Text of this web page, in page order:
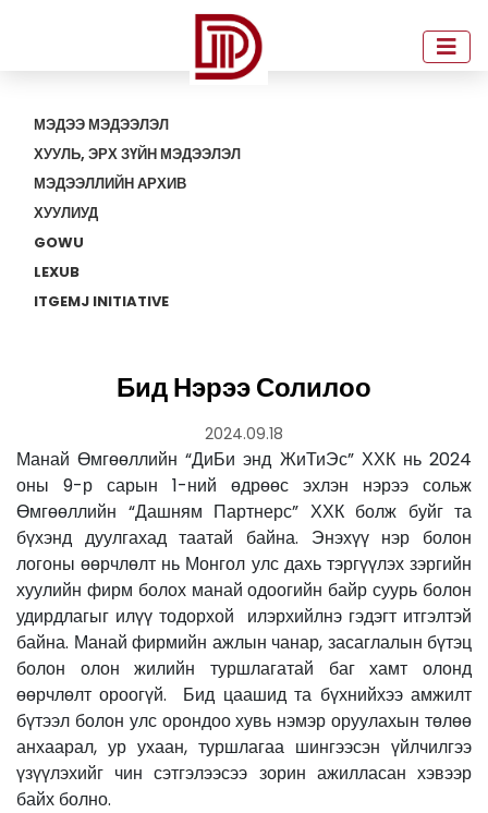
МЭДЭЭ МЭДЭЭЛЭЛ
ХУУЛЬ, ЭРХ ЗҮЙН МЭДЭЭЛЭЛ
МЭДЭЭЛЛИЙН АРХИВ
ХУУЛИУД
GOWU
LEXUB
ITGEMJ INITIATIVE
Бид Нэрээ Солилоо
2024.09.18
Манай Өмгөөллийн “ДиБи энд ЖиТиЭс” ХХК нь 2024
оны 9-р сарын 1-ний өдрөөс эхлэн нэрээ сольж
Өмгөөллийн “Дашням Партнерс” ХХК болж буйг та
бүхэнд дуулгахад таатай байна. Энэхүү нэр болон
логоны өөрчлөлт нь Монгол улс дахь тэргүүлэх зэргийн
хуулийн фирм болох манай одоогийн байр суурь болон
удирдлагыг илүү тодорхой илэрхийлнэ гэдэгт итгэлтэй
байна. Манай фирмийн ажлын чанар, засаглалын бүтэц
болон олон жилийн туршлагатай баг хамт олонд
өөрчлөлт ороогүй. Бид цаашид та бүхнийхээ амжилт
бүтээл болон улс орондоо хувь нэмэр оруулахын төлөө
анхаарал, ур ухаан, туршлагаа шингээсэн үйлчилгээ
үзүүлэхийг чин сэтгэлээсээ зорин ажилласан хэвээр
байх болно.